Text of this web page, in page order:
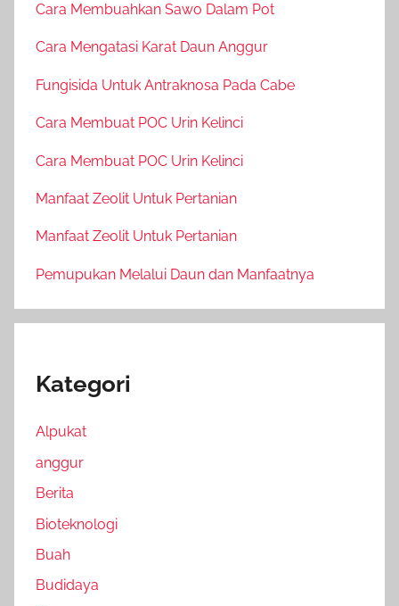
Cara Membuahkan Sawo Dalam Pot
Cara Mengatasi Karat Daun Anggur
Fungisida Untuk Antraknosa Pada Cabe
Cara Membuat POC Urin Kelinci
Cara Membuat POC Urin Kelinci
Manfaat Zeolit Untuk Pertanian
Manfaat Zeolit Untuk Pertanian
Pemupukan Melalui Daun dan Manfaatnya
Kategori
Alpukat
anggur
Berita
Bioteknologi
Buah
Budidaya